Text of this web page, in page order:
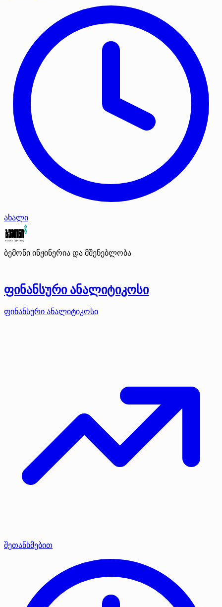
ახალი
ბემონი ინჟინერია და მშენებლობა
ფინანსური ანალიტიკოსი
ფინანსური ანალიტიკოსი
შეთანხმებით